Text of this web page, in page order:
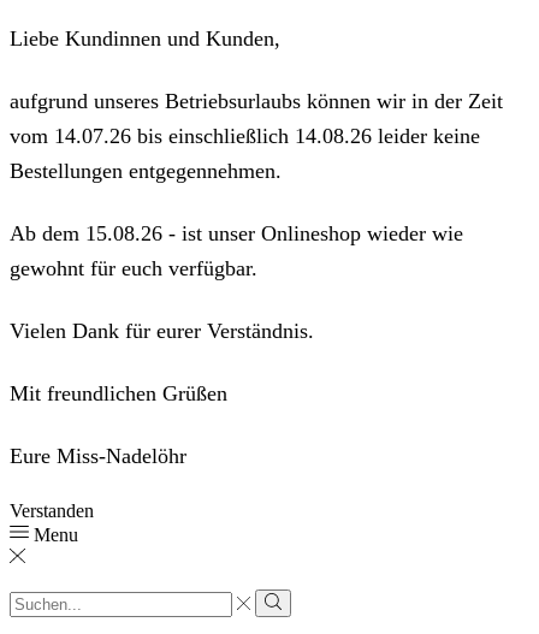
Liebe Kundinnen und Kunden,
aufgrund unseres Betriebsurlaubs können wir in der Zeit
vom 14.07.26 bis einschließlich 14.08.26 leider keine
Bestellungen entgegennehmen.
Ab dem 15.08.26 - ist unser Onlineshop wieder wie
gewohnt für euch verfügbar.
Vielen Dank für eurer Verständnis.
Mit freundlichen Grüßen
Eure Miss-Nadelöhr
Verstanden
Menu
Sucheingabe
Suche